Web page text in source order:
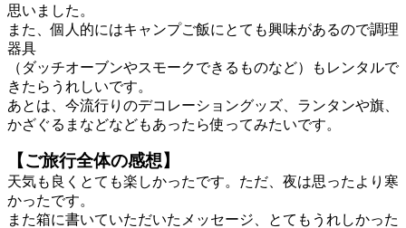
思いました。
また、個人的にはキャンプご飯にとても興味があるので調理
器具
（ダッチオーブンやスモークできるものなど）もレンタルで
きたらうれしいです。
あとは、今流行りのデコレーショングッズ、ランタンや旗、
かざぐるまなどなどもあったら使ってみたいです。
【ご旅行全体の感想】
天気も良くとても楽しかったです。ただ、夜は思ったより寒
かったです。
また箱に書いていただいたメッセージ、とてもうれしかった